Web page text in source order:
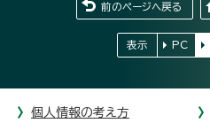
前のページへ戻る
表示 PC
個人情報の考え方